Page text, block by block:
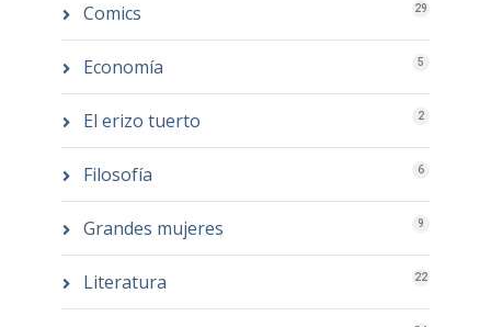
Comics 29
Economía 5
El erizo tuerto 2
Filosofía 6
Grandes mujeres 9
Literatura 22